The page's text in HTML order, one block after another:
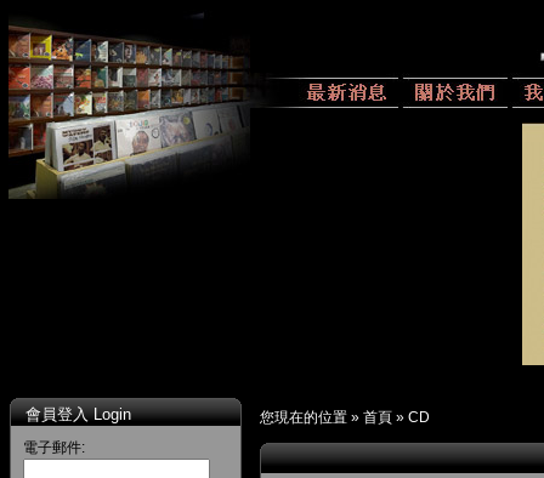
會員登入 Login
電子郵件:
您現在的位置 » 首頁 » CD